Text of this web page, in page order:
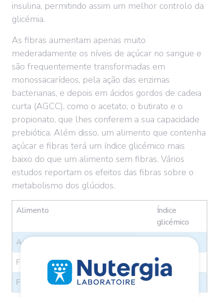
insulina, permitindo assim um melhor controlo da
glicémia.
As fibras aumentam apenas muito
mederadamente os níveis de açúcar no sangue e
são frequentemente transformadas em
monossacarídeos, pela ação das enzimas
bacterianas, e depois em ácidos gordos de cadeia
curta (AGCC), como o acetato, o butirato e o
propionato, que lhes conferem a sua capacidade
prebiótica. Além disso, um alimento que contenha
açúcar e fibras terá um índice glicémico mais
baixo do que um alimento sem fibras. Vários
estudos reportam os efeitos das fibras sobre o
metabolismo dos glúcidos.
Alimento
Índice
glicémico
Açúcar branco (0 fibras)
Figos secos (fibras +)
40
Frutos oleaginosos (fibras +++)